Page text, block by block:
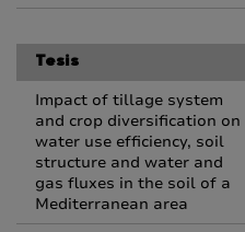
Tesis
Impact of tillage system
and crop diversification on
water use efficiency, soil
structure and water and
gas fluxes in the soil of a
Mediterranean area